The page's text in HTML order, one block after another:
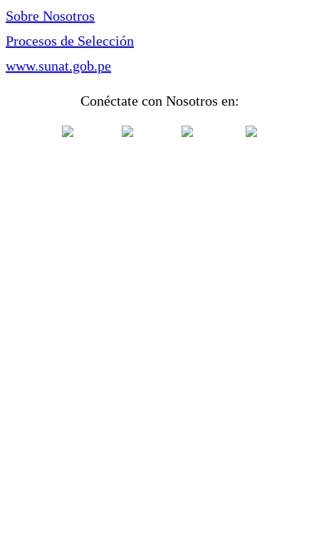
Sobre Nosotros
Procesos de Selección
www.sunat.gob.pe
Conéctate con Nosotros en: